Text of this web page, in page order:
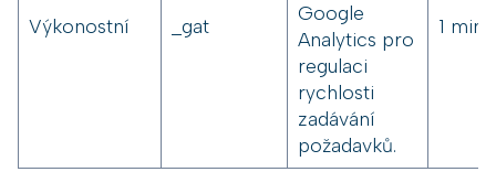
Výkonostní _gat
Google
Analytics pro
regulaci
rychlosti
zadávání
požadavků.
1